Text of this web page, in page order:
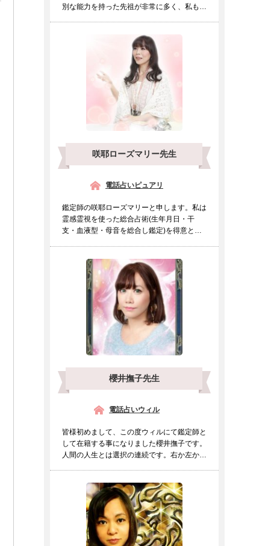
別な能力を持った先祖が非常に多く、私も幼
咲耶ローズマリー先生
電話占いピュアリ
鑑定師の咲耶ローズマリーと申します。私は
霊感霊視を使った総合占術(生年月日・干
支・血液型・母音を総合し鑑定)を得意とし
櫻井撫子先生
電話占いウィル
皆様初めまして、この度ウィルにて鑑定師と
して在籍する事になりました櫻井撫子です。
人間の人生とは選択の連続です。右か左か進